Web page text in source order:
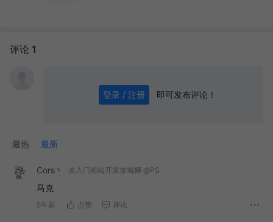
评论 1
登录 / 注册 即可发布评论！
最热 最新
Cors丶 未入门前端开发攻城狮 @PS
马克
5年前 点赞 评论